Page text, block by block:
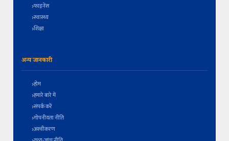
फाइनेंस
स्वास्थ्य
शिक्षा
अन्य जानकारी
होम
हमारे बारे में
संपर्क करें
गोपनीयता नीति
अस्वीकरण